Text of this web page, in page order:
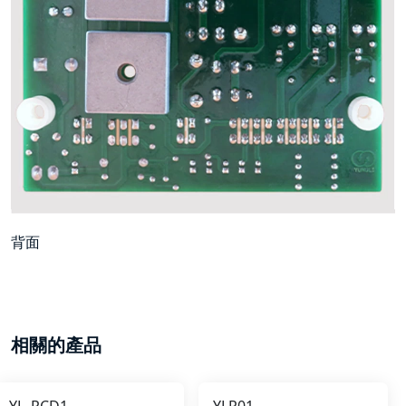
背面
相關的產品